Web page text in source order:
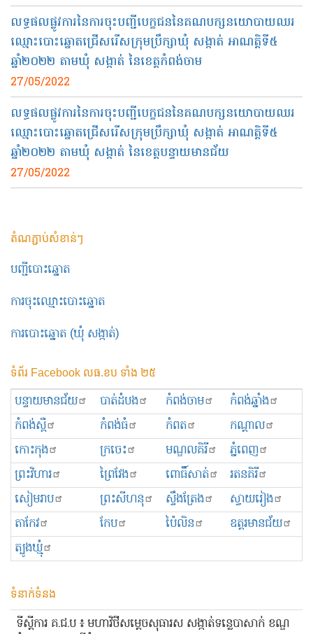
លទ្ធផលផ្លូវការនៃការចុះបញ្ជីបេក្ខជននៃគណបក្សនយោបាយឈរ
ឈ្មោះបោះឆ្នោតជ្រើសរើសក្រុមប្រឹក្សាឃុំ សង្កាត់ អាណត្តិទី៥
ឆ្នាំ២០២២ តាមឃុំ សង្កាត់ នៃខេត្តកំពង់ចាម
27/05/2022
លទ្ធផលផ្លូវការនៃការចុះបញ្ជីបេក្ខជននៃគណបក្សនយោបាយឈរ
ឈ្មោះបោះឆ្នោតជ្រើសរើសក្រុមប្រឹក្សាឃុំ សង្កាត់ អាណត្តិទី៥
ឆ្នាំ២០២២ តាមឃុំ សង្កាត់ នៃខេត្តបន្ទាយមានជ័យ
27/05/2022
តំណភ្ជាប់សំខាន់ៗ
បញ្ជីបោះឆ្នោត
ការចុះឈ្មោះបោះឆ្នោត
ការបោះឆ្នោត (ឃុំ សង្កាត់)
ទំព័រ Facebook លធ.ខប ទាំង ២៥
បន្ទាយមានជ័យ បាត់ដំបង កំពង់ចាម
កំពង់ឆ្នាំង
កំពង់ស្ពឺ
កំពង់ធំ កំពត
កណ្ដាល
កោះកុង
ក្រចេះ មណ្ឌលគិរី
ភ្នំពេញ
ព្រះ​វិហារ
ព្រៃវែង ពោធិ៍សាត់
រតនគិរី
សៀមរាប
ព្រះសីហនុ ស្ទឹងត្រែង
ស្វាយរៀង
តាកែវ
កែប ប៉ៃលិន
ឧត្ដរមានជ័យ
ត្បូងឃ្មុំ
ទំនាក់ទំនង
ទីស្ដីការ គ.ជ.ប ៖ មហាវិថីសម្ដេចសុធារស សង្កាត់ទន្លេបាសាក់ ខណ្ឌ